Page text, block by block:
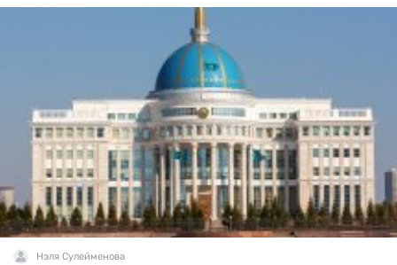
Нэля Сулейменова